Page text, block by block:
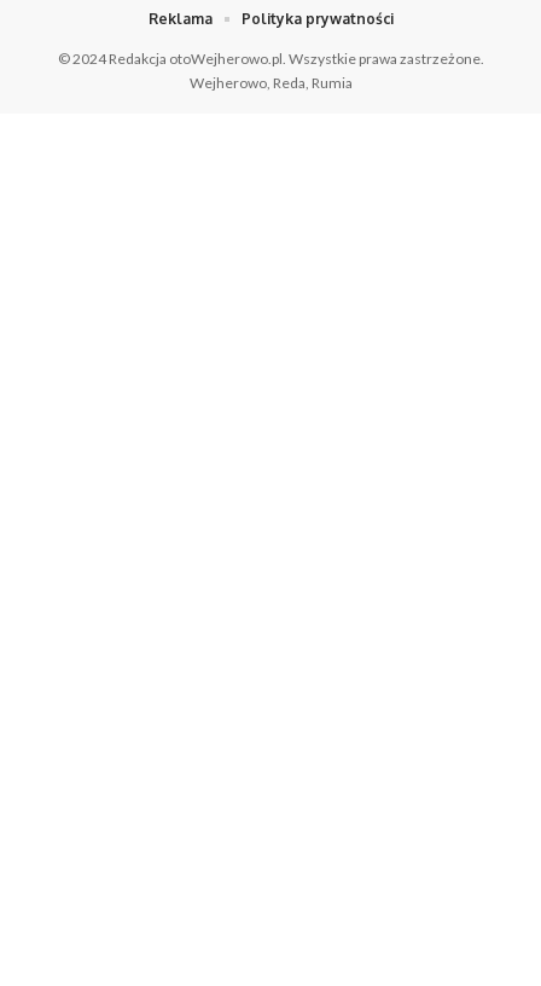
© 2024 Redakcja otoWejherowo.pl. Wszystkie prawa zastrzeżone.
Wejherowo, Reda, Rumia
Reklama Polityka prywatności